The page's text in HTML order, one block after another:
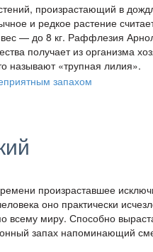
произрастающий в
и редкое растение
вес — до 8 кг. Раффлезия
получает из организма
называют «трупная лилия».
произраставшее
оно практически
всему миру. Способно
запах напоминающий